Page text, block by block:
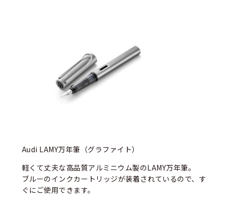
Audi LAMY万年筆（グラファイト）
軽くて丈夫な高品質アルミニウム製のLAMY万年筆。
ブルーのインクカートリッジが装着されているので、す
ぐにご使用できます。